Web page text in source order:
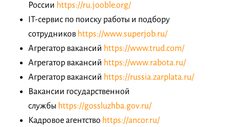
России https://ru.jooble.org/
IT-сервис по поиску работы и подбору
сотрудников https://www.superjob.ru/
Агрегатор вакансий https://www.trud.com/
Агрегатор вакансий https://www.rabota.ru/
Агрегатор вакансий https://russia.zarplata.ru/
Вакансии государственной
службы https://gossluzhba.gov.ru/
Кадровое агентство https://ancor.ru/